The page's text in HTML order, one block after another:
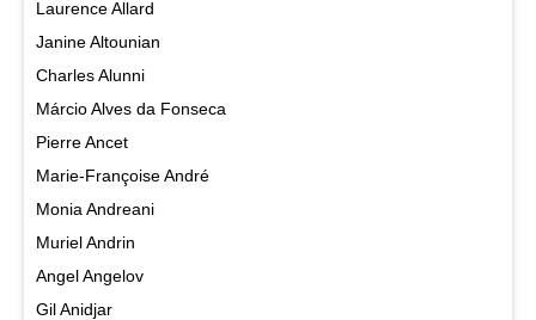
Laurence Allard
Janine Altounian
Charles Alunni
Márcio Alves da Fonseca
Pierre Ancet
Marie-Françoise André
Monia Andreani
Muriel Andrin
Angel Angelov
Gil Anidjar